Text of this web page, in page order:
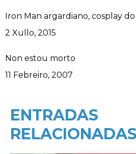
Iron Man argardiano, cosplay
Data
2 Xullo, 2015
Non estou morto
Data
11 Febreiro, 2007
ENTRADAS
RELACIONADAS